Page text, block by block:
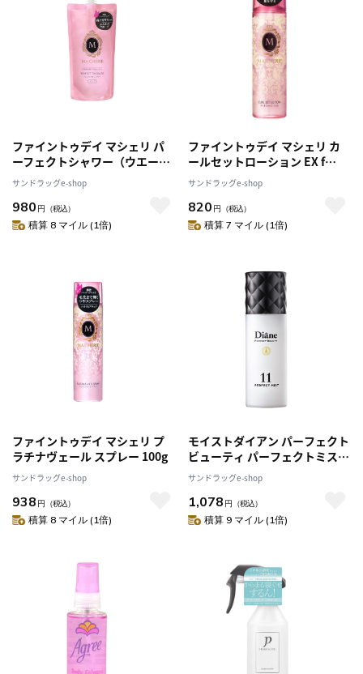
ファイントゥデイ マシェリ パ
ーフェクトシャワー（ウエー
ブ）つめかえ 220ml [2個セッ
ト]
サンドラッグe-shop
980 円 （税込）
積算 8 マイル (1倍)
ファイントゥデイ マシェリ カ
ールセットローション EX f
200ml
サンドラッグe-shop
820 円 （税込）
積算 7 マイル (1倍)
ファイントゥデイ マシェリ プ
ラチナヴェール スプレー 100g
サンドラッグe-shop
938 円 （税込）
積算 8 マイル (1倍)
モイストダイアン パーフェクト
ビューティ パーフェクトミスト
100ml
サンドラッグe-shop
1,078 円 （税込）
積算 9 マイル (1倍)